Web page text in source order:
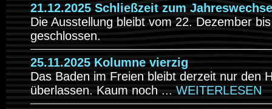
21.12.2025 Schließzeit zum
Die Ausstellung bleibt vom 22. Dezember
geschlossen.
25.11.2025 Kolumne vierzig
Das Baden im Freien bleibt derzeit nur den
überlassen. Kaum noch ...WEITERLESEN